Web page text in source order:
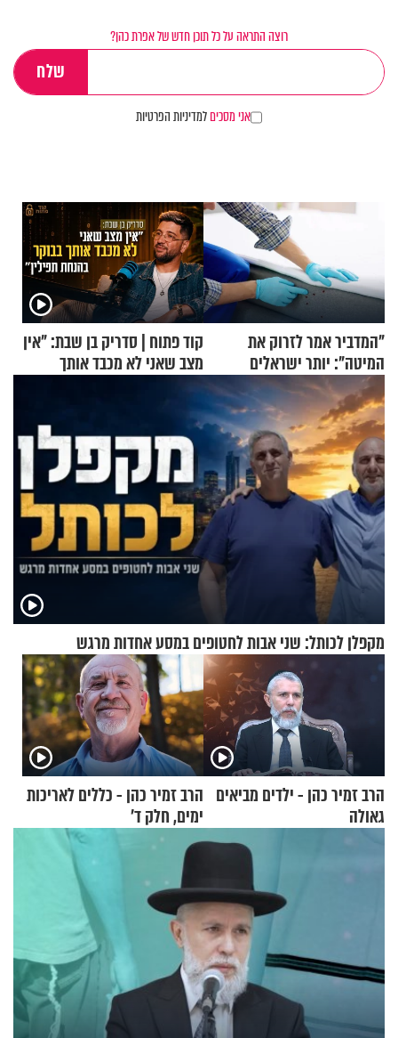
רוצה התראה על כל תוכן חדש של אפרת כהן?
אני מסכיםלמדיניות הפרטיות
"המדביר אמר לזרוק את
המיטה": יותר ישראלים
מדווחים על מכת פשפשי
המיטה
קוד פתוח | סדריק בן שבת: "אין
מצב שאני לא מכבד אותך
בבוקר בהנחת תפילין"
מקפלן לכותל: שני אבות לחטופים במסע אחדות מרגש
הרב זמיר כהן - ילדים מביאים
גאולה
הרב זמיר כהן - כללים לאריכות
ימים, חלק ד’